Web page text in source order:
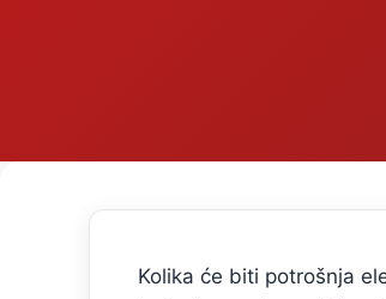
Kolika će biti potrošnja